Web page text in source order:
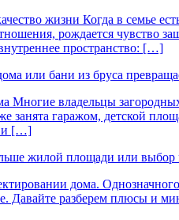
жизни Когда в семье
рождается чувство
пространство: […]
или бани из бруса
Многие владельцы
занята гаражом, детской
и […]
жилой площади или выбор
дома.
Давайте разберем плюсы и